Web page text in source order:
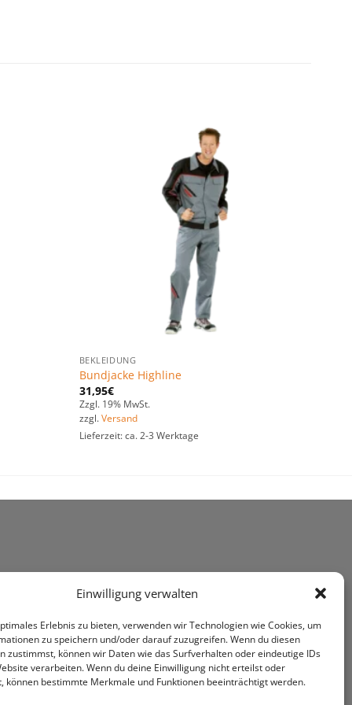
Einwilligung verwalten
Erlebnis zu bieten, verwenden wir Technologien wie Cookies, um
zu speichern und/oder darauf zuzugreifen. Wenn du diesen
zustimmst, können wir Daten wie das Surfverhalten oder eindeutige IDs
verarbeiten. Wenn du deine Einwilligung nicht erteilst oder
können bestimmte Merkmale und Funktionen beeinträchtigt werden.
BEKLEIDUNG
Bundjacke Highline
31,95€
Zzgl. 19% MwSt.
zzgl. Versand
Lieferzeit: ca. 2-3 Werktage